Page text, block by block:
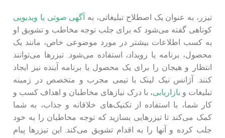
تیزر، به عنوان یک اصطلاح تبلیغاتی، به آگهی صوتی یا ویدیویی
کوتاهی گفته می‌شود که برای جلب توجه مخاطب و تشویق او
به کسب اطلاعات بیشتر در مورد موضوعی خاص، مانند یک
محصول، برنامه یا رویداد، استفاده می‌شود. تیزرها می‌توانند
انتظار و هیجان را برای یک محصول یا برنامه آینده نیز ایجاد
کنند. آژانس نیک لینک با تیمی مجرب و متخصص در زمینه
تبلیغات و بازاریابی، با درک نیازهای مخاطبان و اهداف کسب و
کار شما، با استفاده از تکنیک‌های خلاقانه و جذاب، به شما
کمک می‌کند تا تیزرهایی بسازید که توجه مخاطبان را به خود
جلب کرده و آنها را به اقدام تشویق می‌کند. این تیزر‌ها پیام